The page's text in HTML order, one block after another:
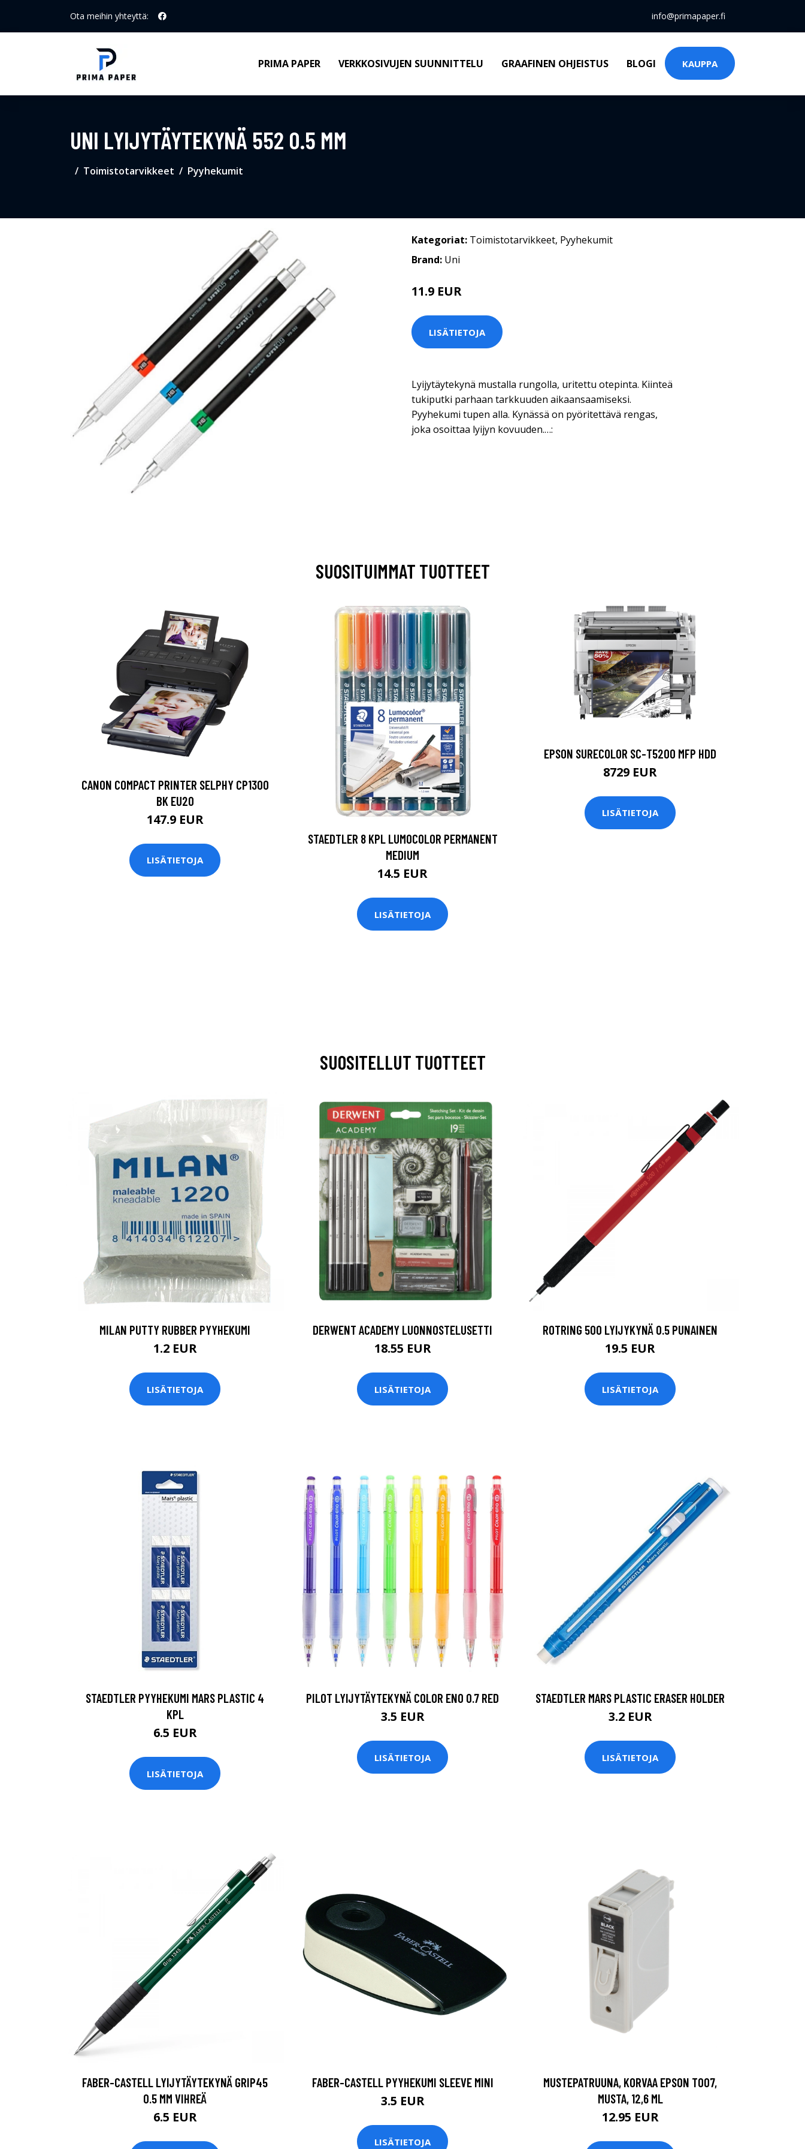
Ota meihin yhteyttä: info@primapaper.fi
PRIMA PAPER VERKKOSIVUJEN SUUNNITTELU GRAAFINEN OHJEISTUS BLOGI KAUPPA
UNI LYIJYTÄYTEKYNÄ 552 0.5 MM
Toimistotarvikkeet Pyyhekumit
Kategoriat: Toimistotarvikkeet, Pyyhekumit
Brand: Uni
11.9 EUR
LISÄTIETOJA
Lyijytäytekynä mustalla rungolla, uritettu otepinta. Kiinteä
tukiputki parhaan tarkkuuden aikaansaamiseksi.
Pyyhekumi tupen alla. Kynässä on pyöritettävä rengas,
joka osoittaa lyijyn kovuuden.…:
SUOSITUIMMAT TUOTTEET
CANON COMPACT PRINTER SELPHY CP1300
BK EU20
147.9 EUR
LISÄTIETOJA
STAEDTLER 8 KPL LUMOCOLOR PERMANENT
MEDIUM
14.5 EUR
LISÄTIETOJA
EPSON SURECOLOR SC-T5200 MFP HDD
8729 EUR
LISÄTIETOJA
SUOSITELLUT TUOTTEET
MILAN PUTTY RUBBER PYYHEKUMI
1.2 EUR
LISÄTIETOJA
DERWENT ACADEMY LUONNOSTELUSETTI
18.55 EUR
LISÄTIETOJA
ROTRING 500 LYIJYKYNÄ 0.5 PUNAINEN
19.5 EUR
LISÄTIETOJA
STAEDTLER PYYHEKUMI MARS PLASTIC 4
KPL
6.5 EUR
LISÄTIETOJA
PILOT LYIJYTÄYTEKYNÄ COLOR ENO 0.7 RED
3.5 EUR
LISÄTIETOJA
STAEDTLER MARS PLASTIC ERASER HOLDER
3.2 EUR
LISÄTIETOJA
FABER-CASTELL LYIJYTÄYTEKYNÄ GRIP45
0.5 MM VIHREÄ
6.5 EUR
FABER-CASTELL PYYHEKUMI SLEEVE MINI
3.5 EUR
LISÄTIETOJA
MUSTEPATRUUNA, KORVAA EPSON T007,
MUSTA, 12,6 ML
12.95 EUR